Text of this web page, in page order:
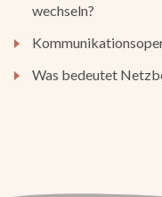
wechseln?
Was bedeutet